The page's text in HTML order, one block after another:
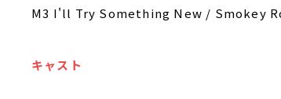
M3 I'll Try Something New / Smokey
キャスト